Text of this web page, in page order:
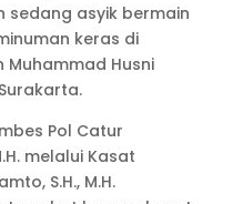
asyik bermain
keras di
Husni
Pol Catur
melalui Kasat
S.H., M.H.